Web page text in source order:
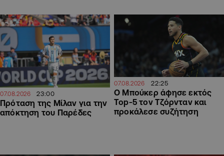
07.08.2026 23:00
Πρόταση της Μίλαν για την
απόκτηση του Παρέδες
07.08.2026 22:25
Ο Μπούκερ άφησε εκτός
Top-5 τον Τζόρνταν και
προκάλεσε συζήτηση